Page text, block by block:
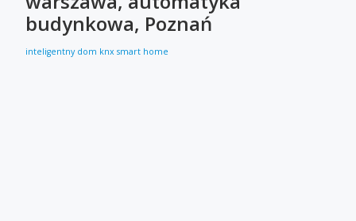
budynkowa, Poznań
inteligentny dom knx smart home